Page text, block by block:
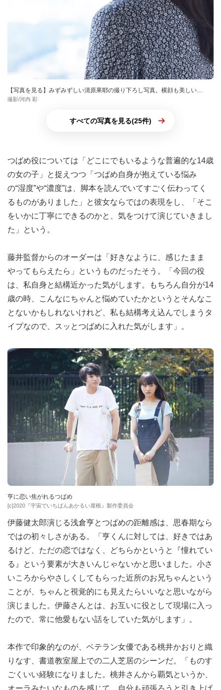
【写真を見る】みずみずしい清原果耶の撮り下ろし写真。横顔も美しい…
撮影/河内 彩
すべての写真を見る(25件)
つばめ役については「どこにでもいるような普遍的な14歳
の女の子」と捉えつつ「つばめ自身が抱えている悩み
の“湿度”や“濃度”は、脚本を読んでいてすごく伝わってく
るものがありました」と彼女ならではの表現をし、「そこ
をいかに丁寧にできるのかと、気をつけて演じていきまし
た」という。
藤井監督からのオーダーは「好きなように、感じたまま
やってもらえたら」というものだったそう。「今回の役
は、私自身と結構近かった気がします。もちろん自分が14
歳の時、こんなにちゃんと悩めていたかというとそんなこ
とないかもしれないけれど、私も結構考え込んでしまうタ
イプなので、スッとつばめに入れた気がします」。
亨に恋い焦がれるつばめ
[c]2020『宇宙でいちばんあかるい屋根』製作委員会
伊藤健太郎演じる浅倉亨とつばめの距離感は、思春期なら
ではの初々しさがある。「亨くんに対しては、好きではあ
るけど、ただの恋ではなく、どちらかというと『憧れてい
る』という要素が大きいんじゃないかと思いました。小さ
いころからやさしくしてもらった近所のお兄ちゃんという
ことが、ちゃんと視覚的にも見えたらいいなと思いながら
演じました。伊藤さんとは、お互いに役として現場に入っ
たので、常に他愛もない話をしていた気がします」。
本作で印象的なのが、ベテラン女優である桃井かおりと織
りなす、書道教室屋上での二人芝居のシーンだ。「ものす
ごくいい経験になりました。桃井さんから覇気というか、